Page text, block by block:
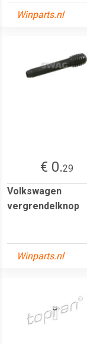
Winparts.nl
€ 0.29
Volkswagen
vergrendelknop
Winparts.nl